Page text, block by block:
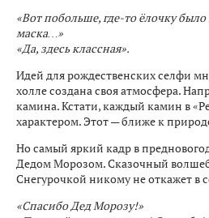
«Вот побольше, где-то ёлочку было
маска…»
«Да, здесь классная».
Идей для рождественских селфи
холле создана своя атмосфера.
камина. Кстати, каждый камин в
характером. Этот — ближе к
Но самый яркий кадр в
Дедом Морозом. Сказочный
Снегурочкой никому не откажет в
«Спасибо Дед Морозу!»